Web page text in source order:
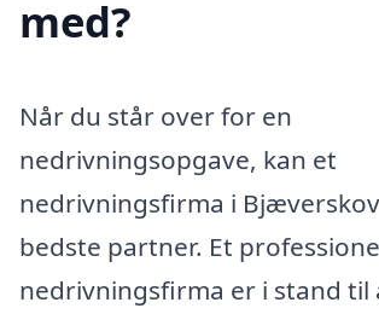
med?
Når du står over for en
nedrivningsopgave, kan et
nedrivningsfirma i
bedste partner. Et
nedrivningsfirma er i stand til